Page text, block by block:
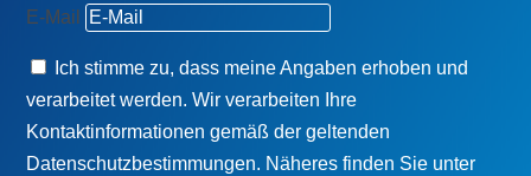
E-Mail
Ich stimme zu, dass meine Angaben erhoben und
verarbeitet werden. Wir verarbeiten Ihre
Kontaktinformationen gemäß der geltenden
Datenschutzbestimmungen. Näheres finden Sie unter